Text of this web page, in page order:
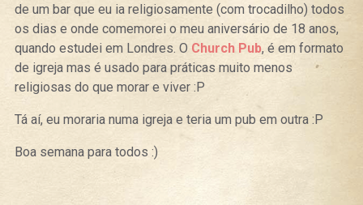
de um bar que eu ia religiosamente (com trocadilho) todos
os dias e onde comemorei o meu aniversário de 18 anos,
quando estudei em Londres. O Church Pub, é em formato
de igreja mas é usado para práticas muito menos
religiosas do que morar e viver :P
Tá aí, eu moraria numa igreja e teria um pub em outra :P
Boa semana para todos :)